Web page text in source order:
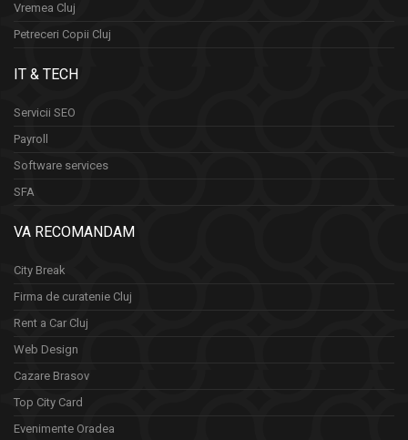
Vremea Cluj
Petreceri Copii Cluj
IT & TECH
Servicii SEO
Payroll
Software services
SFA
VA RECOMANDAM
City Break
Firma de curatenie Cluj
Rent a Car Cluj
Web Design
Cazare Brasov
Top City Card
Evenimente Oradea